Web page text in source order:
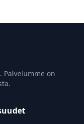
Palvelumme on